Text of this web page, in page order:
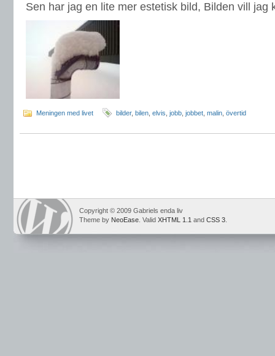
Sen har jag en lite mer estetisk bild, Bilden vill jag
Meningen med livet bilder, bilen elvis jobb jobbet malin övertid
Copyright © 2009 Gabriels enda liv
Theme by NeoEase . Valid XHTML 1.1 and CSS 3